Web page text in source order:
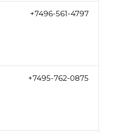
+7496-561-4797
+7495-762-0875